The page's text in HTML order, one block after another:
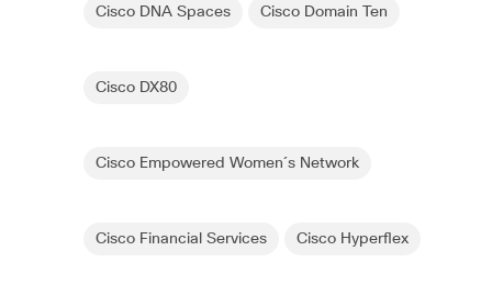
Cisco DNA Spaces Cisco Domain Ten
Cisco DX80
Cisco Empowered Women´s Network
Cisco Financial Services Cisco Hyperflex